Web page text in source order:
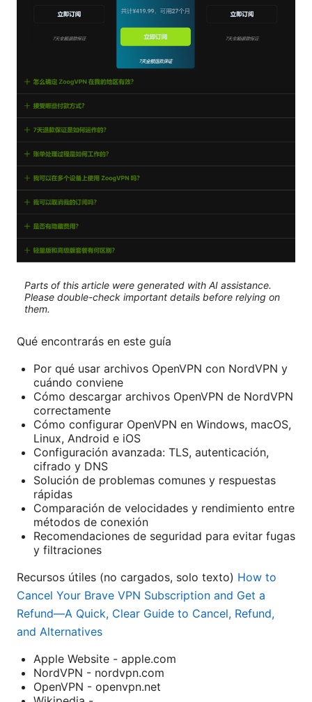
Parts of this article were generated with AI assistance.
Please double-check important details before relying on
them.
Qué encontrarás en este guía
Por qué usar archivos OpenVPN con NordVPN y
cuándo conviene
Cómo descargar archivos OpenVPN de NordVPN
correctamente
Cómo configurar OpenVPN en Windows, macOS,
Linux, Android e iOS
Configuración avanzada: TLS, autenticación,
cifrado y DNS
Solución de problemas comunes y respuestas
rápidas
Comparación de velocidades y rendimiento entre
métodos de conexión
Recomendaciones de seguridad para evitar fugas
y filtraciones
Recursos útiles (no cargados, solo texto) How to
Cancel Your Brave VPN Subscription and Get a
Refund—A Quick, Clear Guide to Cancel, Refund,
and Alternatives
Apple Website - apple.com
NordVPN - nordvpn.com
OpenVPN - openvpn.net